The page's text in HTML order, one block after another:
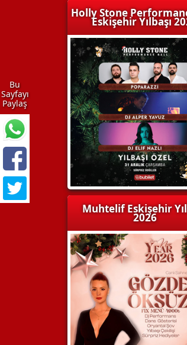
Holly Stone
Eskişehir Yılbaşı
Muhtelif Eskişehir
2026
Bu
Sayfayı
Paylaş